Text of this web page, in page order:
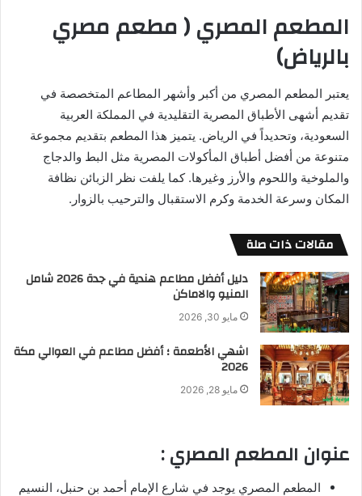
المطعم المصري ( مطعم مصري
بالرياض)
يعتبر المطعم المصري من أكبر وأشهر المطاعم المتخصصة في
تقديم أشهى الأطباق المصرية التقليدية في المملكة العربية
السعودية، وتحديداً في الرياض. يتميز هذا المطعم بتقديم مجموعة
متنوعة من أفضل أطباق المأكولات المصرية مثل البط والدجاج
والملوخية واللحوم والأرز وغيرها. كما يلفت نظر الزبائن نظافة
المكان وسرعة الخدمة وكرم الاستقبال والترحيب بالزوار.
مقالات ذات صلة
دليل أفضل مطاعم هندية في جدة 2026 شامل
المنيو والاماكن
مايو 30, 2026
اشهي الأطعمة ؛ أفضل مطاعم في العوالي مكة
2026
مايو 28, 2026
عنوان المطعم المصري :
المطعم المصري يوجد في شارع الإمام أحمد بن حنبل، النسيم